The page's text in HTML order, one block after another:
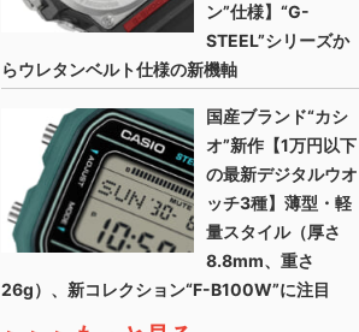
ン”仕様】“G-
STEEL”シリーズか
らウレタンベルト仕様の新機軸
国産ブランド“カシ
オ”新作【1万円以下
の最新デジタルウオ
ッチ3種】薄型・軽
量スタイル（厚さ
8.8mm、重さ
26g）、新コレクション“F-B100W”に注目